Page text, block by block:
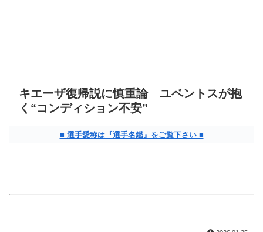
キエーザ復帰説に慎重論 ユベントスが抱
く“コンディション不安”
■ 選手愛称は『選手名鑑』をご覧下さい ■